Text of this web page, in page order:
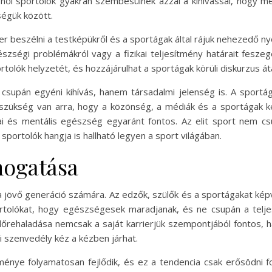
között.
a testképükről és a sportágak által rájuk nehezedő
problémákról vagy a fizikai teljesítmény határait
helyzetét, és hozzájárulhat a sportágak körüli diskurzus
egyéni kihívás, hanem társadalmi jelenség is. A
van arra, hogy a közönség, a médiák és a sportágak
és mentális egészség egyaránt fontos. Az elit sport nem
hangja is hallható legyen a sport világában.
generáció számára. Az edzők, szülők és a sportágakat
hogy egészségesek maradjanak, és ne csupán a
nemcsak a saját karrierjük szempontjából fontos,
kéz a kézben járhat.
folyamatosan fejlődik, és ez a tendencia csak erősödni